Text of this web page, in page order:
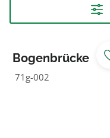
Bogenbrücke
71g-002